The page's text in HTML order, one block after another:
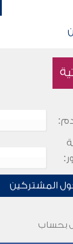
المشتركين
بحساب